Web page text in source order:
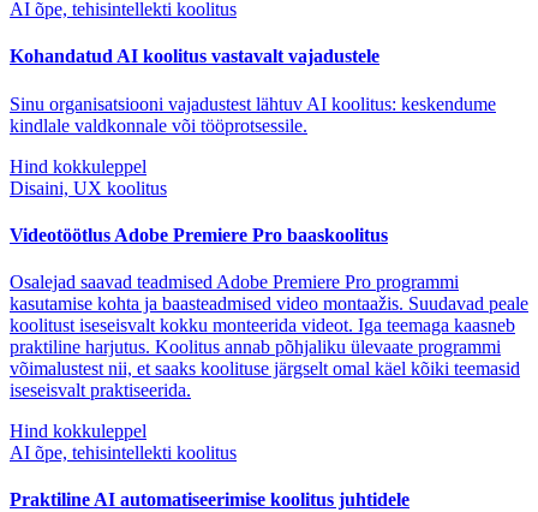
AI õpe, tehisintellekti koolitus
Kohandatud AI koolitus vastavalt vajadustele
Sinu organisatsiooni vajadustest lähtuv AI koolitus: keskendume
kindlale valdkonnale või tööprotsessile.
Hind kokkuleppel
Disaini, UX koolitus
Videotöötlus Adobe Premiere Pro baaskoolitus
Osalejad saavad teadmised Adobe Premiere Pro programmi
kasutamise kohta ja baasteadmised video montaažis. Suudavad peale
koolitust iseseisvalt kokku monteerida videot. Iga teemaga kaasneb
praktiline harjutus. Koolitus annab põhjaliku ülevaate programmi
võimalustest nii, et saaks koolituse järgselt omal käel kõiki teemasid
iseseisvalt praktiseerida.
Hind kokkuleppel
AI õpe, tehisintellekti koolitus
Praktiline AI automatiseerimise koolitus juhtidele